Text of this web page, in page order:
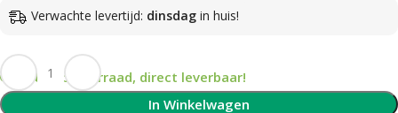
Verwachte levertijd: dinsdag in huis!
Op voorraad, direct leverbaar!
In Winkelwagen